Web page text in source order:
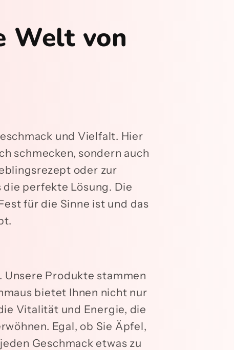
Welt von
und Vielfalt. Hier
schmecken, sondern auch
oder zur
perfekte Lösung. Die
für die Sinne ist und das
Produkte stammen
bietet Ihnen nicht nur
Vitalität und Energie, die
Egal, ob Sie Äpfel,
Geschmack etwas zu